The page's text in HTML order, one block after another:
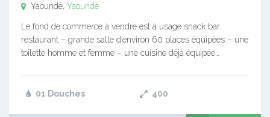
Yaoundé, Yaoundé
Le fond de commerce à vendre est à usage snack bar
restaurant – grande salle d’environ 60 places équipées – une
toilette homme et femme – une cuisine déjà équipée…
01 Douches 400